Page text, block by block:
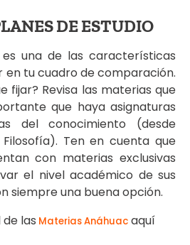
DE ESTUDIO
una de las características
en tu cuadro de comparación.
fijar? Revisa las materias que
que haya asignaturas
del conocimiento (desde
Ten en cuenta que
con materias exclusivas
el nivel académico de sus
siempre una buena opción.
de las Materias Anáhuac aquí